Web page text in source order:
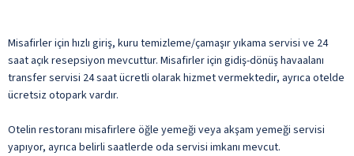
Misafirler için hızlı giriş, kuru temizleme/çamaşır yıkama servisi ve 24
saat açık resepsiyon mevcuttur. Misafirler için gidiş-dönüş havaalanı
transfer servisi 24 saat ücretli olarak hizmet vermektedir, ayrıca otelde
ücretsiz otopark vardır.
Otelin restoranı misafirlere öğle yemeği veya akşam yemeği servisi
yapıyor, ayrıca belirli saatlerde oda servisi imkanı mevcut.